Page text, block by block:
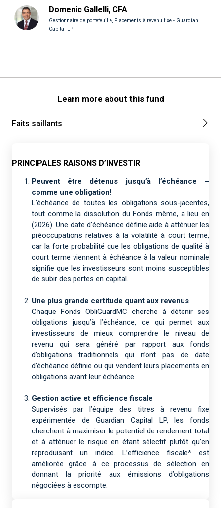
Domenic Gallelli, CFA
Gestionnaire de portefeuille, Placements à revenu fixe - Guardian
Capital LP
Learn more about this fund
Faits saillants
PRINCIPALES RAISONS D’INVESTIR
Peuvent être détenus jusqu’à l’échéance –
comme une obligation!
L’échéance de toutes les obligations sous-jacentes,
tout comme la dissolution du Fonds même, a lieu en
(2026). Une date d’échéance définie aide à atténuer les
préoccupations relatives à la volatilité à court terme,
car la forte probabilité que les obligations de qualité à
court terme viennent à échéance à la valeur nominale
signifie que les investisseurs sont moins susceptibles
de subir des pertes en capital.
Une plus grande certitude quant aux revenus
Chaque Fonds ObliGuardMC cherche à détenir ses
obligations jusqu’à l’échéance, ce qui permet aux
investisseurs de mieux comprendre le niveau de
revenu qui sera généré par rapport aux fonds
d’obligations traditionnels qui n’ont pas de date
d’échéance définie ou qui vendent leurs placements en
obligations avant leur échéance.
Gestion active et efficience fiscale
Supervisés par l’équipe des titres à revenu fixe
expérimentée de Guardian Capital LP, les fonds
cherchent à maximiser le potentiel de rendement total
et à atténuer le risque en étant sélectif plutôt qu’en
reproduisant un indice. L’efficience fiscale* est
améliorée grâce à ce processus de sélection en
donnant la priorité aux émissions d’obligations
négociées à escompte.